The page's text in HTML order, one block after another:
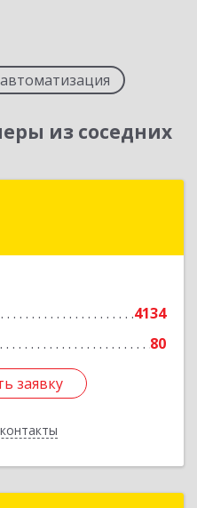
из соседних
4134
80
заявку
Подробнее
заявку